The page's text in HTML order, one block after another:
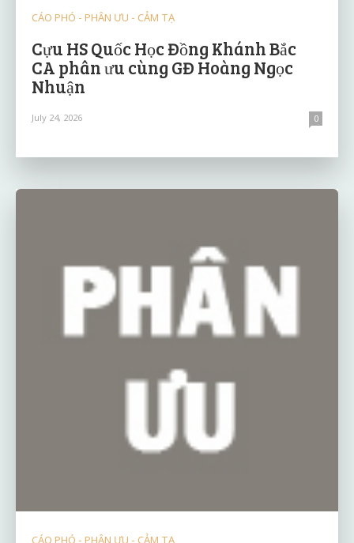
CÁO PHÓ - PHÂN ƯU - CẢM TẠ
Cựu HS Quốc Học Đồng Khánh Bắc
CA phân ưu cùng GĐ Hoàng Ngọc
Nhuận
July 24, 2026 0
CÁO PHÓ - PHÂN ƯU - CẢM TẠ